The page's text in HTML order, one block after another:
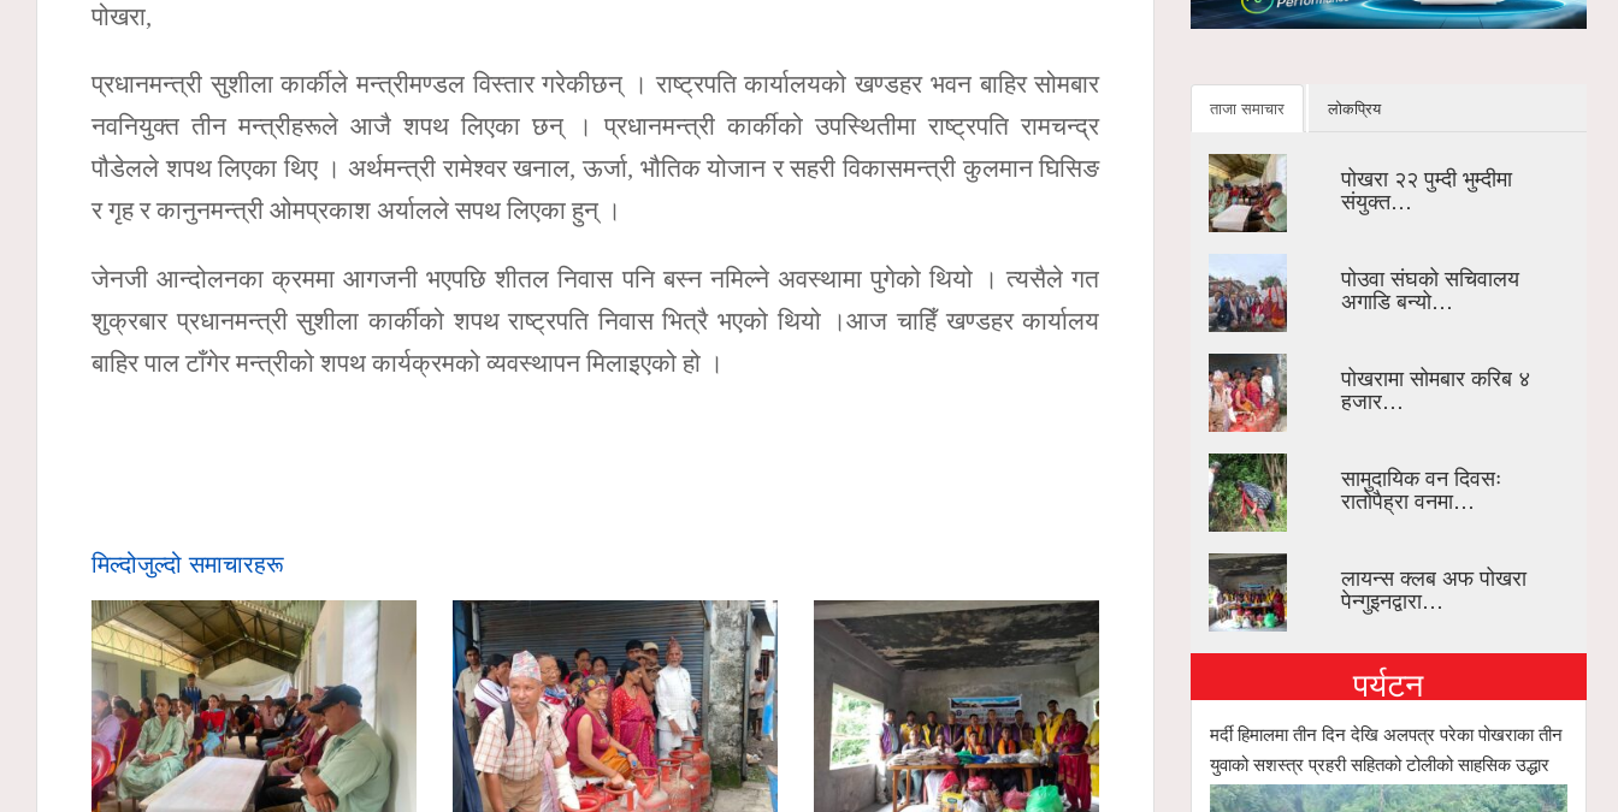
पोखरा,
प्रधानमन्त्री सुशीला कार्कीले मन्त्रीमण्डल विस्तार गरेकीछन् । राष्ट्रपति कार्यालयको खण्डहर भवन बाहिर सोमबार
नवनियुक्त तीन मन्त्रीहरूले आजै शपथ लिएका छन् । प्रधानमन्त्री कार्कीको उपस्थितीमा राष्ट्रपति रामचन्द्र
पौडेलले शपथ लिएका थिए । अर्थमन्त्री रामेश्वर खनाल, ऊर्जा, भौतिक योजान र सहरी विकासमन्त्री कुलमान घिसिङ
र गृह र कानुनमन्त्री ओमप्रकाश अर्यालले सपथ लिएका हुन् ।
जेनजी आन्दोलनका क्रममा आगजनी भएपछि शीतल निवास पनि बस्न नमिल्ने अवस्थामा पुगेको थियो । त्यसैले गत
शुक्रबार प्रधानमन्त्री सुशीला कार्कीको शपथ राष्ट्रपति निवास भित्रै भएको थियो ।आज चाहिँ खण्डहर कार्यालय
बाहिर पाल टाँगेर मन्त्रीको शपथ कार्यक्रमको व्यवस्थापन मिलाइएको हो ।
मिल्दोजुल्दो समाचारहरू
ताजा समाचार लोकप्रिय
पोखरा २२ पुम्दी भुम्दीमा
संयुक्त…
पोउवा संघको सचिवालय
अगाडि बन्यो…
पोखरामा सोमबार करिब ४
हजार…
सामुदायिक वन दिवसः
रातोपैह्रा वनमा…
लायन्स क्लब अफ पोखरा
पेन्गुइनद्वारा…
पर्यटन
मर्दी हिमालमा तीन दिन देखि अलपत्र परेका पोखराका तीन
युवाको सशस्त्र प्रहरी सहितको टोलीको साहसिक उद्धार